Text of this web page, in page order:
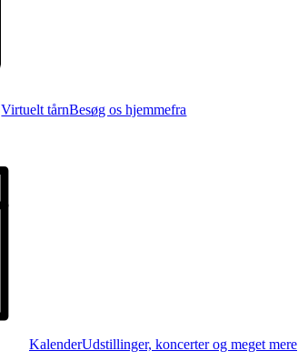
Virtuelt tårnBesøg os hjemmefra
KalenderUdstillinger, koncerter og meget mere